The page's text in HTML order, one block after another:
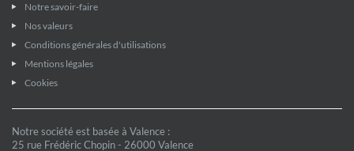
Notre savoir-faire
Nos valeurs
Conditions générales d'utilisations
Mentions légales
Cookies
Notre société est basée à Valence :
25 rue Frédéric Chopin - 26000 Valence